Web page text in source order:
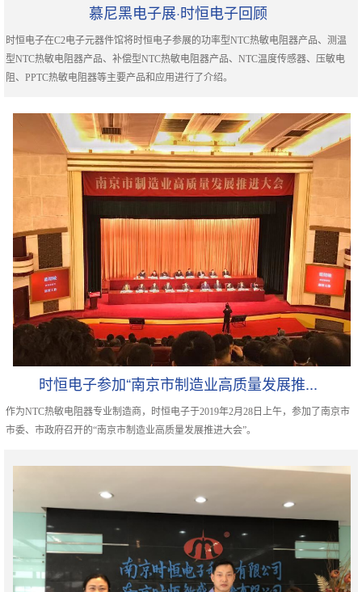
慕尼黑电子展·时恒电子回顾
时恒电子在C2电子元器件馆将时恒电子参展的功率型NTC热敏电阻器产品、测温
型NTC热敏电阻器产品、补偿型NTC热敏电阻器产品、NTC温度传感器、压敏电
阻、PPTC热敏电阻器等主要产品和应用进行了介绍。
时恒电子参加“南京市制造业高质量发展推...
作为NTC热敏电阻器专业制造商，时恒电子于2019年2月28日上午，参加了南京市
市委、市政府召开的“南京市制造业高质量发展推进大会”。